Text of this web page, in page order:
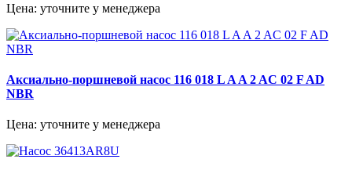
Цена: уточните у менеджера
Аксиально-поршневой насос 116 018 L A A 2 AC 02 F AD
NBR
Цена: уточните у менеджера